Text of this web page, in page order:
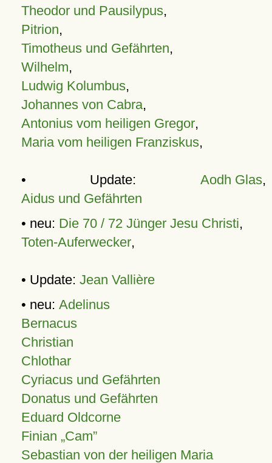
Theodor und Pausilypus,
Pitrion,
Timotheus und Gefährten,
Wilhelm,
Ludwig Kolumbus,
Johannes von Cabra,
Antonius vom heiligen Gregor,
Maria vom heiligen Franziskus,
• Update: Aodh Glas,
Aidus und Gefährten
• neu: Die 70 / 72 Jünger Jesu Christi,
Toten-Auferwecker,
• Update: Jean Vallière
• neu: Adelinus
Bernacus
Christian
Chlothar
Cyriacus und Gefährten
Donatus und Gefährten
Eduard Oldcorne
Finian Cam
Sebastian von der heiligen Maria